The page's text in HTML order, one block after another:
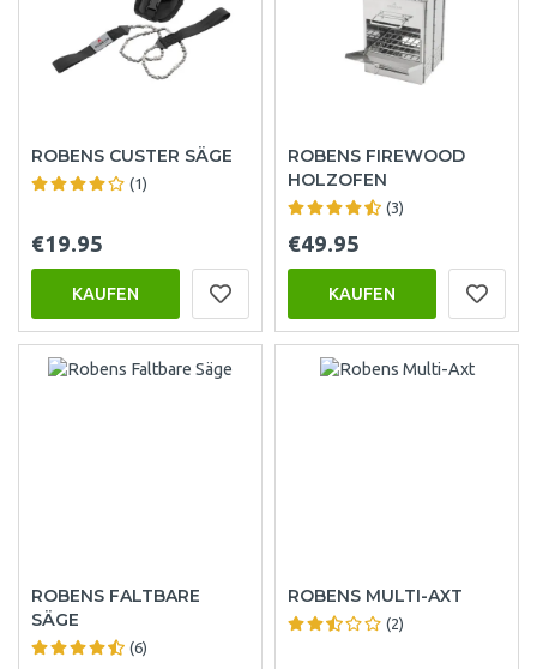
ROBENS CUSTER SÄGE
(1)
€19.95
KAUFEN
ROBENS FIREWOOD
HOLZOFEN
(3)
€49.95
KAUFEN
ROBENS FALTBARE
SÄGE
(6)
ROBENS MULTI-AXT
(2)